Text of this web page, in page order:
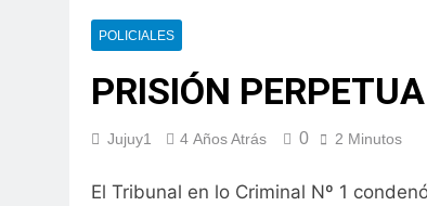
POLICIALES
PRISIÓN
Jujuy1 4 Años Atrás 0 2 Minutos
El Tribunal en lo Criminal Nº 1